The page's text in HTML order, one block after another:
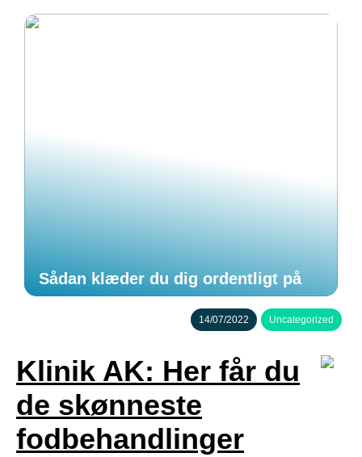
Sådan klæder du dig ordentligt på
14/07/2022 Uncategorized
Klinik AK: Her får du
de skønneste
fodbehandlinger